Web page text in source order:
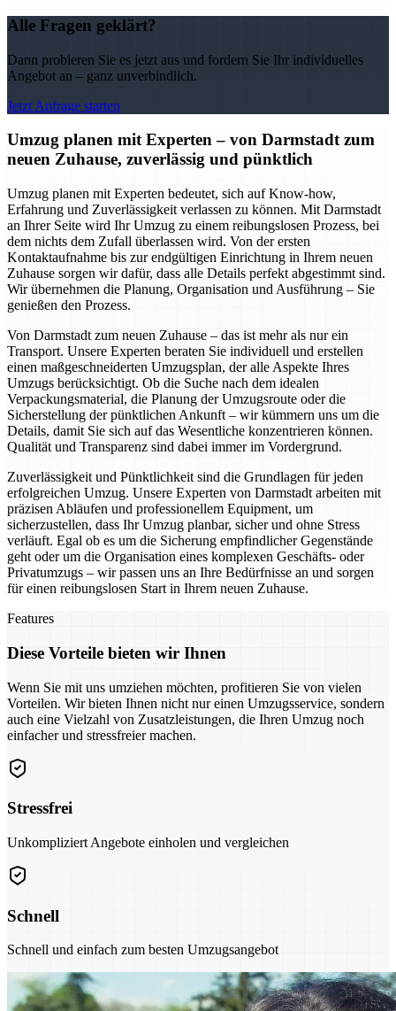
Alle Fragen geklärt?
Dann probieren Sie es jetzt aus und fordern Sie Ihr individuelles
Angebot an – ganz unverbindlich.
Jetzt Anfrage starten
Umzug planen mit Experten – von Darmstadt zum
neuen Zuhause, zuverlässig und pünktlich
Umzug planen mit Experten bedeutet, sich auf Know-how,
Erfahrung und Zuverlässigkeit verlassen zu können. Mit Darmstadt
an Ihrer Seite wird Ihr Umzug zu einem reibungslosen Prozess, bei
dem nichts dem Zufall überlassen wird. Von der ersten
Kontaktaufnahme bis zur endgültigen Einrichtung in Ihrem neuen
Zuhause sorgen wir dafür, dass alle Details perfekt abgestimmt sind.
Wir übernehmen die Planung, Organisation und Ausführung – Sie
genießen den Prozess.
Von Darmstadt zum neuen Zuhause – das ist mehr als nur ein
Transport. Unsere Experten beraten Sie individuell und erstellen
einen maßgeschneiderten Umzugsplan, der alle Aspekte Ihres
Umzugs berücksichtigt. Ob die Suche nach dem idealen
Verpackungsmaterial, die Planung der Umzugsroute oder die
Sicherstellung der pünktlichen Ankunft – wir kümmern uns um die
Details, damit Sie sich auf das Wesentliche konzentrieren können.
Qualität und Transparenz sind dabei immer im Vordergrund.
Zuverlässigkeit und Pünktlichkeit sind die Grundlagen für jeden
erfolgreichen Umzug. Unsere Experten von Darmstadt arbeiten mit
präzisen Abläufen und professionellem Equipment, um
sicherzustellen, dass Ihr Umzug planbar, sicher und ohne Stress
verläuft. Egal ob es um die Sicherung empfindlicher Gegenstände
geht oder um die Organisation eines komplexen Geschäfts- oder
Privatumzugs – wir passen uns an Ihre Bedürfnisse an und sorgen
für einen reibungslosen Start in Ihrem neuen Zuhause.
Features
Diese Vorteile bieten wir Ihnen
Wenn Sie mit uns umziehen möchten, profitieren Sie von vielen
Vorteilen. Wir bieten Ihnen nicht nur einen Umzugsservice, sondern
auch eine Vielzahl von Zusatzleistungen, die Ihren Umzug noch
einfacher und stressfreier machen.
Stressfrei
Unkompliziert Angebote einholen und vergleichen
Schnell
Schnell und einfach zum besten Umzugsangebot